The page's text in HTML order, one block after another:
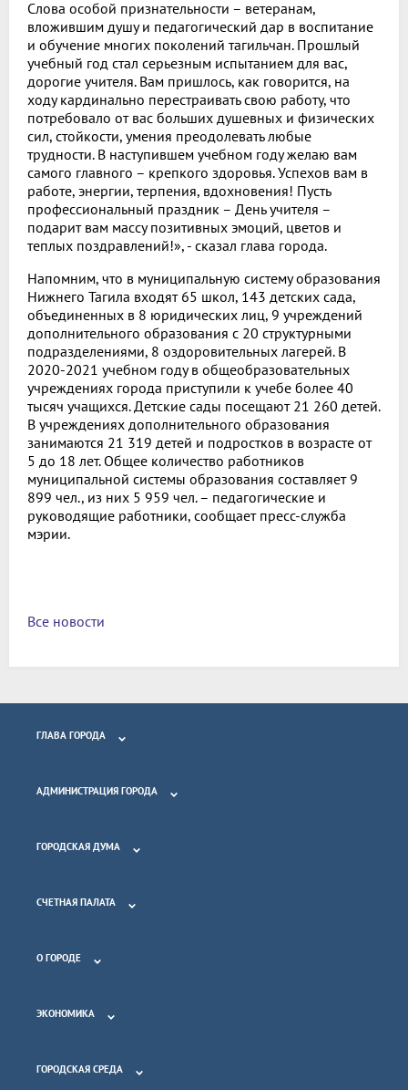
Слова особой признательности – ветеранам,
вложившим душу и педагогический дар в воспитание
и обучение многих поколений тагильчан. Прошлый
учебный год стал серьезным испытанием для вас,
дорогие учителя. Вам пришлось, как говорится, на
ходу кардинально перестраивать свою работу, что
потребовало от вас больших душевных и физических
сил, стойкости, умения преодолевать любые
трудности. В наступившем учебном году желаю вам
самого главного – крепкого здоровья. Успехов вам в
работе, энергии, терпения, вдохновения! Пусть
профессиональный праздник – День учителя –
подарит вам массу позитивных эмоций, цветов и
теплых поздравлений!», - сказал глава города.
Напомним, что в муниципальную систему образования
Нижнего Тагила входят 65 школ, 143 детских сада,
объединенных в 8 юридических лиц, 9 учреждений
дополнительного образования с 20 структурными
подразделениями, 8 оздоровительных лагерей. В
2020-2021 учебном году в общеобразовательных
учреждениях города приступили к учебе более 40
тысяч учащихся. Детские сады посещают 21 260 детей.
В учреждениях дополнительного образования
занимаются 21 319 детей и подростков в возрасте от
5 до 18 лет. Общее количество работников
муниципальной системы образования составляет 9
899 чел., из них 5 959 чел. – педагогические и
руководящие работники, сообщает пресс-служба
мэрии.
Все новости
ГЛАВА ГОРОДА
АДМИНИСТРАЦИЯ ГОРОДА
ГОРОДСКАЯ ДУМА
СЧЕТНАЯ ПАЛАТА
О ГОРОДЕ
ЭКОНОМИКА
ГОРОДСКАЯ СРЕДА